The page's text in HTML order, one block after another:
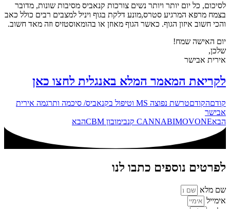
לסיכום, כל יום יותר ויותר נשים צורכות קנאביס מסיבות שונות, מדובר
בצמח מרפא המרגיע סטרס,מונע דלקת בגוף ויניל למצבים רבים כולל כאב
והכי חשוב איזון הגוף. כאשר הגוף מאוזן או בהומאוסטזיס וזה מאד חשוב.
יום האישה שמח!
שלכן,
אירית אבישר
לקריאת המאמר המלא באנגלית לחצו כאן
קודםהקודם
טרשת נפוצה MS וטיפול בקנאביס/ סיכמה ותרגמה אירית
אבישר
הבאCANNABIMOVONE קנבימובון CBM הבא
לפרטים נוספים כתבו לנו
שם מלא
אימייל